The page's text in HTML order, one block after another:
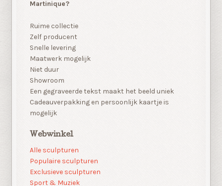
Martinique?
Ruime collectie
Zelf producent
Snelle levering
Maatwerk mogelijk
Niet duur
Showroom
Een gegraveerde tekst maakt het beeld uniek
Cadeauverpakking en persoonlijk kaartje is
mogelijk
Webwinkel
Alle sculpturen
Populaire sculpturen
Exclusieve sculpturen
Sport & Muziek